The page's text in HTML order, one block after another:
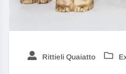
Rittieli Quaiatto